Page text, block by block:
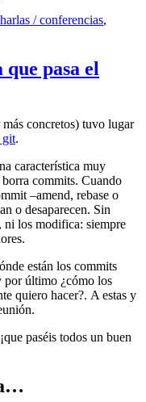
/ conferencias,
pasa el
concretos) tuvo lugar
git.
característica muy
commits. Cuando
–amend, rebase o
o desaparecen. Sin
ni los modifica: siempre
están los commits
por último ¿cómo los
quiero hacer?. A estas y
paséis todos un buen